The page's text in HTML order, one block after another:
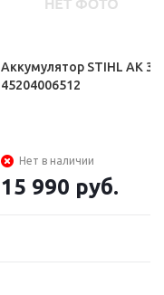
Аккумулятор STIHL АK 30
45204006512
Нет в наличии
15 990 руб.